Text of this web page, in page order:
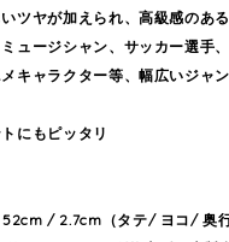
ツヤが加えられ、高級感のあ
ュージシャン、サッカー選手
キャラクター等、幅広いジャ
にもピッタリ
/ 2.7cm（タテ/ ヨコ/ 奥行